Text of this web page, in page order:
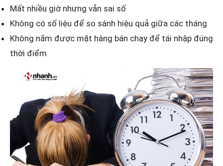
Mất nhiều giờ nhưng vẫn sai số
Không có số liệu để so sánh hiệu quả giữa các tháng
Không nắm được mặt hàng bán chạy để tái nhập đúng
thời điểm